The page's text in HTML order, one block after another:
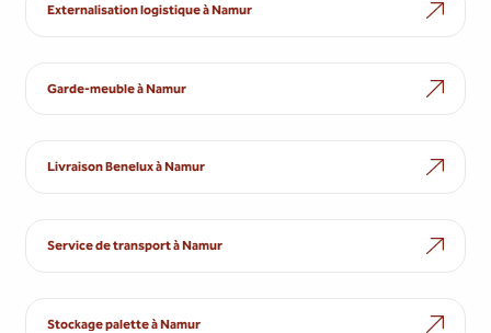
Externalisation logistique à Namur
Garde-meuble à Namur
Livraison Benelux à Namur
Service de transport à Namur
Stockage palette à Namur